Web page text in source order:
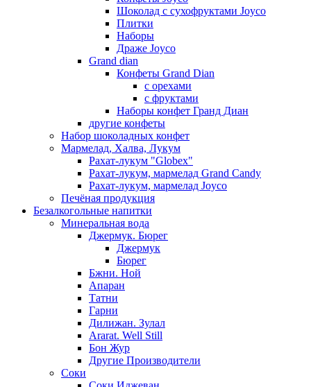
Шоколад с сухофруктами Joyco
Плитки
Наборы
Драже Joyco
Grand dian
Конфеты Grand Dian
с орехами
с фруктами
Наборы конфет Гранд Диан
другие конфеты
Набор шоколадных конфет
Мармелад, Халва, Лукум
Рахат-лукум "Globex"
Рахат-лукум, мармелад Grand Candy
Рахат-лукум, мармелад Joyco
Печёная продукция
Безалкогольные напитки
Минеральная вода
Джермук. Бюрег
Джермук
Бюрег
Бжни. Ной
Апаран
Татни
Гарни
Дилижан. Зулал
Ararat. Well Still
Бон Жур
Другие Производители
Соки